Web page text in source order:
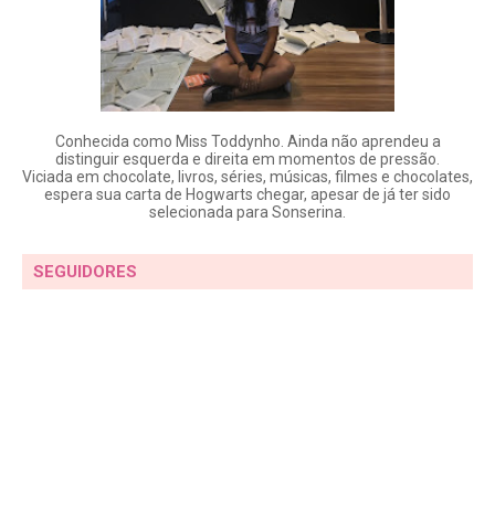
Conhecida como Miss Toddynho. Ainda não aprendeu a
distinguir esquerda e direita em momentos de pressão.
Viciada em chocolate, livros, séries, músicas, filmes e chocolates,
espera sua carta de Hogwarts chegar, apesar de já ter sido
selecionada para Sonserina.
SEGUIDORES